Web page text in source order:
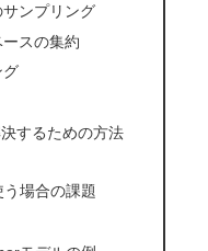
ンプリング
スの集約
グ
するための方法
場合の課題